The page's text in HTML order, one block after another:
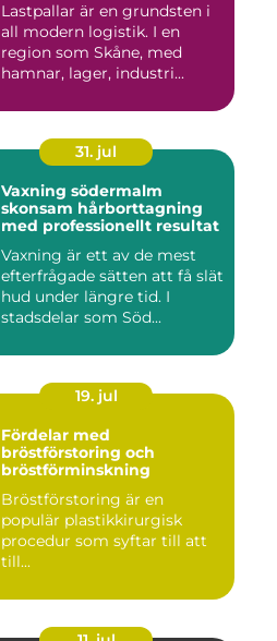
Lastpallar är en grundsten i
all modern logistik. I en
region som Skåne, med
hamnar, lager, industri...
31. jul
Vaxning södermalm
skonsam hårborttagning
med professionellt resultat
Vaxning är ett av de mest
efterfrågade sätten att få slät
hud under längre tid. I
stadsdelar som Söd...
19. jul
Fördelar med
bröstförstoring och
bröstförminskning
Bröstförstoring är en
populär plastikkirurgisk
procedur som syftar till att
till...